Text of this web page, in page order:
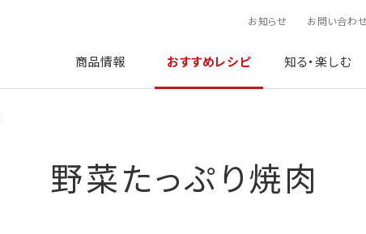
お知らせ お問い合わ
商品情報 おすすめレシピ 知る・楽しむ
野菜たっぷり焼肉